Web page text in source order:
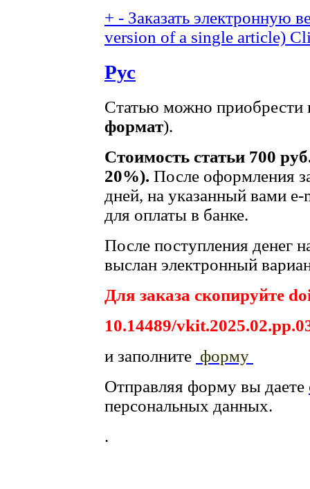
+ - Заказать электронную
version of a single article)
Рус
Статью можно приобрести
формат).
Стоимость статьи 700
20%). После оформления
дней, на указанный вами
для оплаты в банке.
После поступления денег
выслан электронный
Для заказа скопируйте
10.14489/
и заполните форму
Отправляя форму вы даете
персональных данных.
.